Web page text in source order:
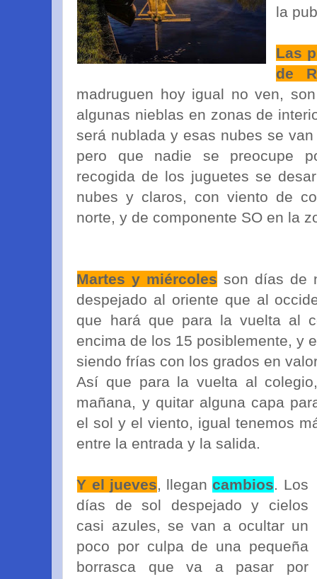
la
Las
de
madruguen hoy igual no ven,
algunas nieblas en zonas de
será nublada y esas nubes se
pero que nadie se preocupe
recogida de los juguetes se
nubes y claros, con viento de
norte, y de componente SO en la
Martes y miércoles son días de
despejado al oriente que al
que hará que para la vuelta al
encima de los 15 posiblemente, y
siendo frías con los grados en
Así que para la vuelta al
mañana, y quitar alguna capa
el sol y el viento, igual tenemos
entre la entrada y la salida.
Y el jueves, llegancambios. Los
días de sol despejado y cielos
casi azules, se van a ocultar un
poco por culpa de una pequeña
borrasca que va a pasar por